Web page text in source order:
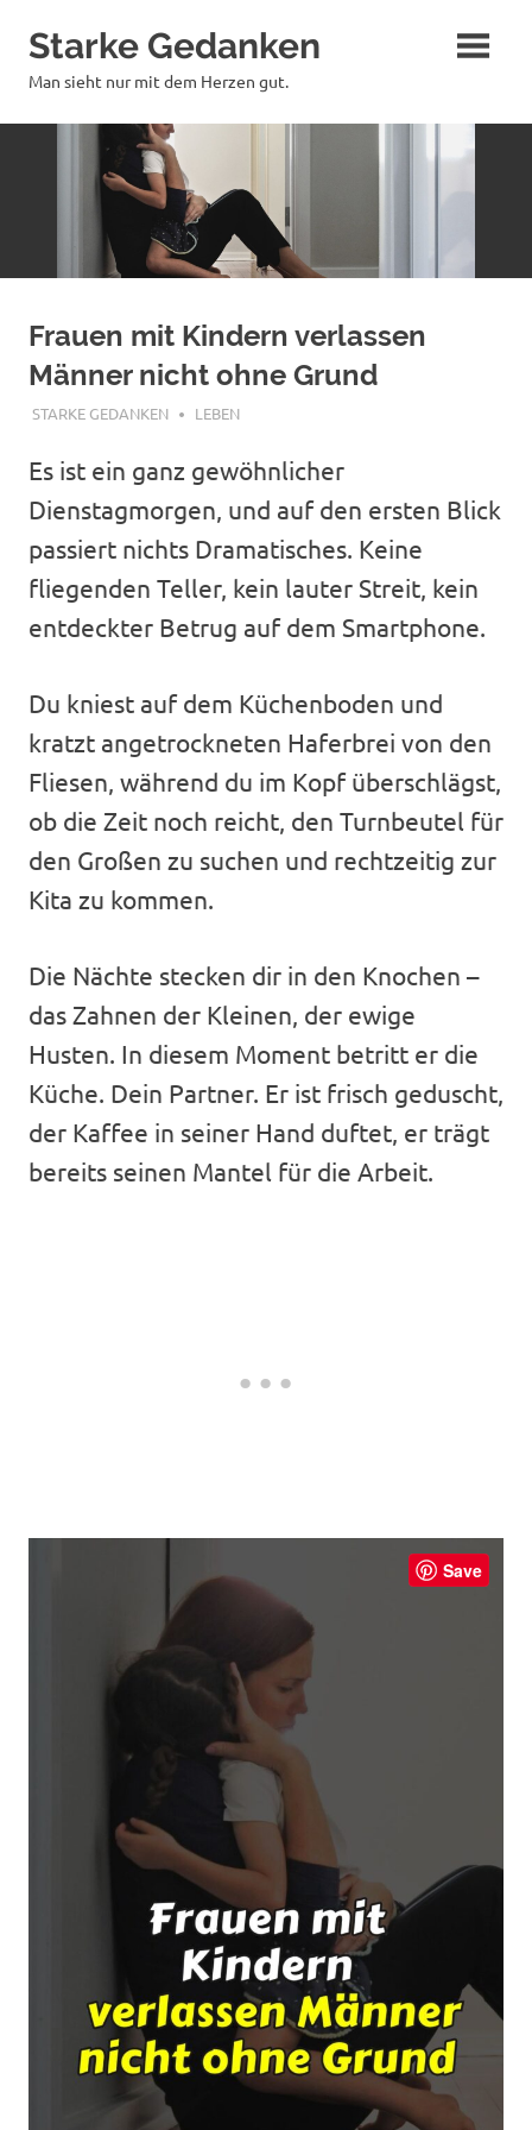
Inhalt
springen
Starke Gedanken
Man sieht nur mit dem Herzen gut.
Frauen mit Kindern verlassen
Männer nicht ohne Grund
JUNI 13, 2026
STARKE GEDANKEN LEBEN
Es ist ein ganz gewöhnlicher
Dienstagmorgen, und auf den ersten Blick
passiert nichts Dramatisches. Keine
fliegenden Teller, kein lauter Streit, kein
entdeckter Betrug auf dem Smartphone.
Du kniest auf dem Küchenboden und
kratzt angetrockneten Haferbrei von den
Fliesen, während du im Kopf überschlägst,
ob die Zeit noch reicht, den Turnbeutel für
den Großen zu suchen und rechtzeitig zur
Kita zu kommen.
Die Nächte stecken dir in den Knochen –
das Zahnen der Kleinen, der ewige
Husten. In diesem Moment betritt er die
Küche. Dein Partner. Er ist frisch geduscht,
der Kaffee in seiner Hand duftet, er trägt
bereits seinen Mantel für die Arbeit.
Save